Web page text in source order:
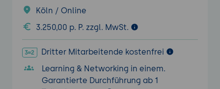
Köln / Online
3.250,00 p. P. zzgl. MwSt.
Dritter Mitarbeitende kostenfrei
Learning & Networking in einem.
Garantierte Durchführung ab 1